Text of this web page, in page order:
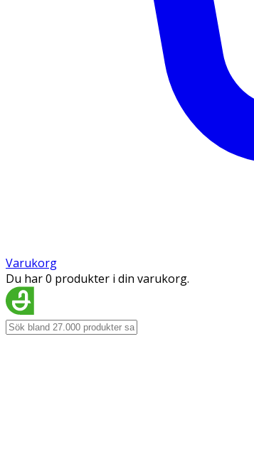
Varukorg
Du har 0 produkter i din varukorg.